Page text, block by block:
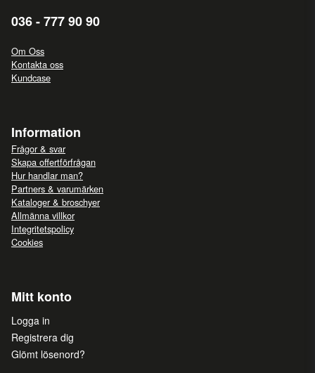
036 - 777 90 90
Om Oss
Kontakta oss
Kundcase
Information
Frågor & svar
Skapa offertförfrågan
Hur handlar man?
Partners & varumärken
Kataloger & broschyer
Allmänna villkor
Integritetspolicy
Cookies
Mitt konto
Logga in
Registrera dig
Glömt lösenord?